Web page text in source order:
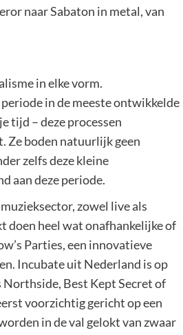
naar Sabaton in metal, van
in elke vorm.
in de meeste ontwikkelde
tijd – deze processen
Ze boden natuurlijk geen
zelfs deze kleine
aan deze periode.
zowel live als
doen heel wat onafhankelijke of
Parties, een innovatieve
Incubate uit Nederland is op
Best Kept Secret of
voorzichtig gericht op een
in de val gelokt van zwaar